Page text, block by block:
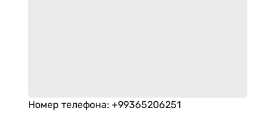
Номер телефона: +99365206251